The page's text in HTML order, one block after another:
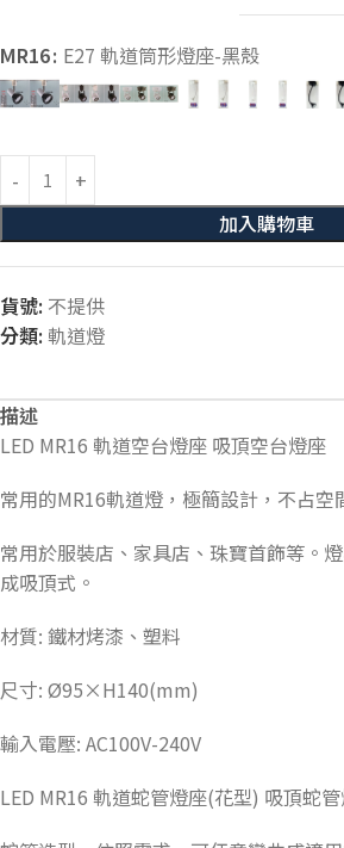
MR16 E27 軌道筒形燈座-黑殼
加入購物車
貨號: 不提供
分類: 軌道燈
描述
LED MR16 軌道空台燈座 吸頂空台燈座
常用的MR16軌道燈，極簡設計，不占空
常用於服裝店、家具店、珠寶首飾等。
成吸頂式。
材質: 鐵材烤漆、塑料
尺寸: Ø95×H140(mm)
輸入電壓: AC100V-240V
LED MR16 軌道蛇管燈座(花型) 吸頂蛇